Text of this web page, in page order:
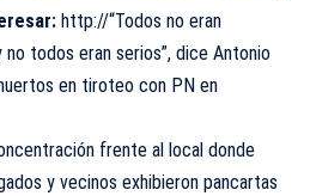
http://“Todos no eran
todos eran serios”, dice Antonio
en tiroteo con PN en
frente al local donde
y vecinos exhibieron pancartas